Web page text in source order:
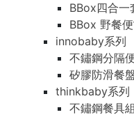
BBox四合一
BBox 野餐
innobaby系列
不鏽鋼分隔
矽膠防滑餐
thinkbaby系列
不鏽鋼餐具組